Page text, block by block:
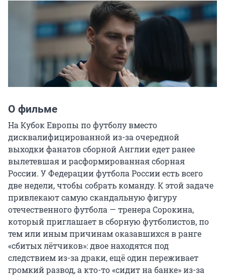
О фильме
На Кубок Европы по футболу вместо
дисквалифицированной из-за очередной
выходки фанатов сборной Англии едет ранее
вылетевшая и расформированная сборная
России. У Федерации футбола России есть всего
две недели, чтобы собрать команду. К этой задаче
привлекают самую скандальную фигуру
отечественного футбола — тренера Сорокина,
который приглашает в сборную футболистов, по
тем или иным причинам оказавшихся в ранге
«сбитых лётчиков»: двое находятся под
следствием из-за драки, ещё один переживает
громкий развод, а кто-то «сидит на банке» из-за